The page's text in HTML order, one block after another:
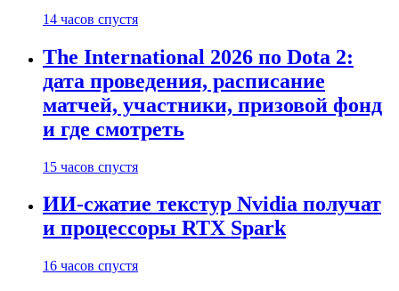
14 часов спустя
The International 2026 по Dota 2:
дата проведения, расписание
матчей, участники, призовой фонд
и где смотреть
15 часов спустя
ИИ-сжатие текстур Nvidia получат
и процессоры RTX Spark
16 часов спустя